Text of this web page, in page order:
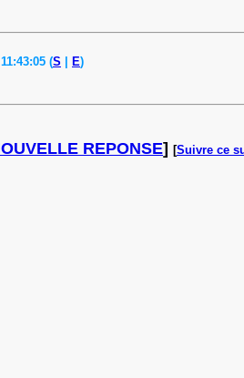
(S E)
REPONSE] [Suivre ce